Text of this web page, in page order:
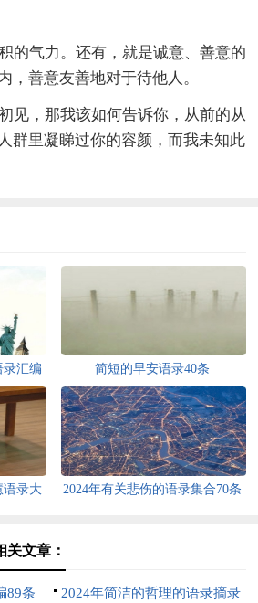
的气力。还有，就是诚意、善意的
，善意友善地对于待他人。
见，那我该如何告诉你，从前的从
群里凝睇过你的容颜，而我未知此
录汇编
简短的早安语录40条
语录大
2024年有关悲伤的语录集合70条
关文章：
89条 2024年简洁的哲理的语录摘录